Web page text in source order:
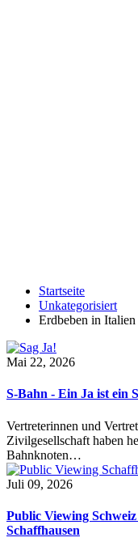
Startseite
Unkategorisiert
Erdbeben in
Mai 22, 2026
S-Bahn - Ein Ja ist ein
Vertreterinnen und
Zivilgesellschaft haben
Bahnknoten…
Juli 09, 2026
Public Viewing
Schaffhausen